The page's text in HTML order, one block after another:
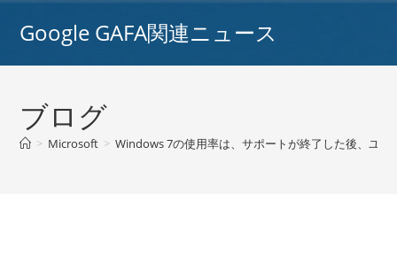
Google GAFA関連ニュース
ブログ
> Microsoft > Windows 7の使用率は、サポートが終了した後、ユ